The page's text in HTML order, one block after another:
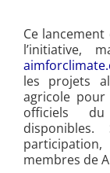
Ce
l’initiative,
les projets
agricole
officiels
membres de